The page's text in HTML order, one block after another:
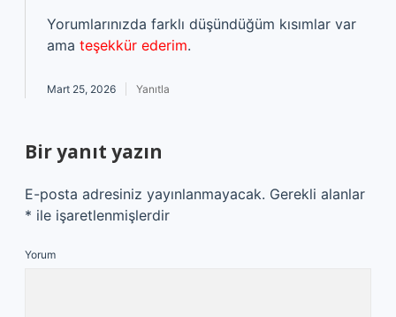
Yorumlarınızda farklı düşündüğüm kısımlar var
ama teşekkür ederim.
Mart 25, 2026 Yanıtla
Bir yanıt yazın
E-posta adresiniz yayınlanmayacak. Gerekli alanlar
* ile işaretlenmişlerdir
Yorum